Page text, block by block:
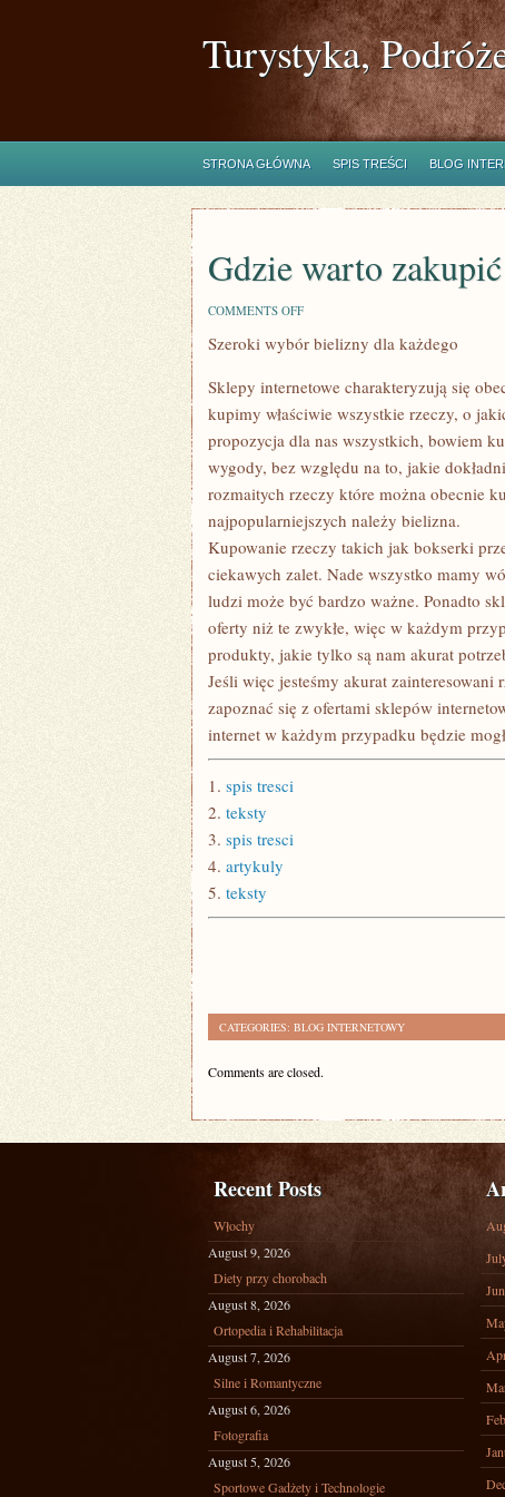
Turystyka,
STRONA GŁÓWNA SPIS TREŚCI BLOG
Gdzie warto
COMMENTS OFFON
WARTO
Szeroki wybór bielizny dla każdego
Sklepy internetowe charakteryzują się
kupimy właściwie wszystkie rzeczy, o
propozycja dla nas wszystkich, bowiem
wygody, bez względu na to, jakie
rozmaitych rzeczy które można obecnie
najpopularniejszych należy bielizna.
Kupowanie rzeczy takich jak bokserki
ciekawych zalet. Nade wszystko mamy
ludzi może być bardzo ważne. Ponadto
oferty niż te zwykłe, więc w każdym
produkty, jakie tylko są nam akurat
Jeśli więc jesteśmy akurat
zapoznać się z ofertami sklepów
internet w każdym przypadku będzie
1. spis tresci
2. teksty
3. spis tresci
4. artykuly
5. teksty
CATEGORIES: BLOG INTERNETOWY
Comments are closed.
Recent Posts
Włochy
August 9, 2026
Diety przy chorobach
August 8, 2026
Ortopedia i Rehabilitacja
August 7, 2026
Silne i Romantyczne
August 6, 2026
Fotografia
August 5, 2026
Sportowe Gadżety i Technologie